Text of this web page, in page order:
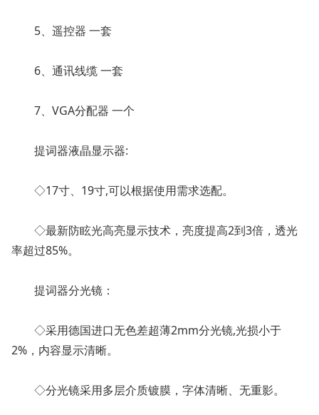
5、遥控器 一套
6、通讯线缆 一套
7、VGA分配器 一个
提词器液晶显示器:
◇17寸、19寸,可以根据使用需求选配。
◇最新防眩光高亮显示技术，亮度提高2到3倍，透光
率超过85%。
提词器分光镜：
◇采用德国进口无色差超薄2mm分光镜,光损小于
2%，内容显示清晰。
◇分光镜采用多层介质镀膜，字体清晰、无重影。